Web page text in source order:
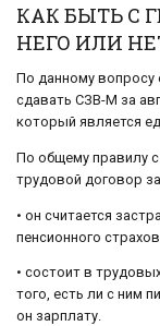
КАК БЫТЬ С
НЕГО ИЛИ
По данному вопросу
сдавать СЗВ-М за
который является
По общему правилу
трудовой договор
• он считается
пенсионного
• состоит в
того, есть ли с ним
он зарплату.